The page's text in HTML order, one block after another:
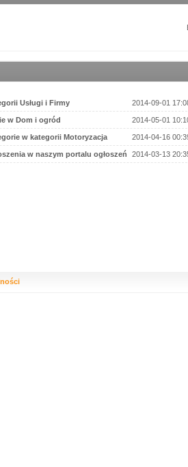
Usługi i Firmy 2014-09-01
w Dom i ogród 2014-05-01
w kategorii Motoryzacja 2014-04-16
w naszym portalu ogłoszeń 2014-03-13